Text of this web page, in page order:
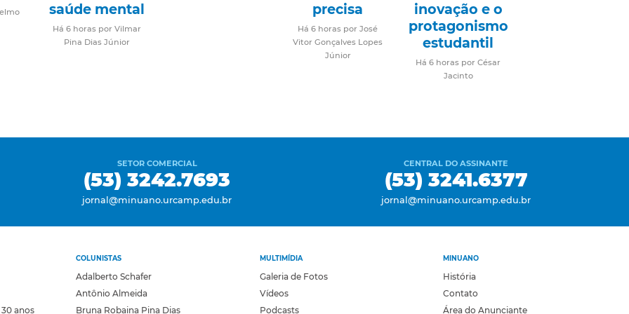
saúde mental
Há 6 horas por Vilmar
Pina Dias Júnior
precisa
Há 6 horas por José
Vitor Gonçalves Lopes
Júnior
inovação e o
protagonismo
estudantil
Há 6 horas por César
Jacinto
SETOR COMERCIAL
(53) 3242.7693
jornal@minuano.urcamp.edu.br
CENTRAL DO ASSINANTE
(53) 3241.6377
jornal@minuano.urcamp.edu.br
anos
COLUNISTAS
Adalberto Schafer
Antônio Almeida
Bruna Robaina Pina Dias
MULTIMÍDIA
Galeria de Fotos
Vídeos
Podcasts
MINUANO
História
Contato
Área do Anunciante